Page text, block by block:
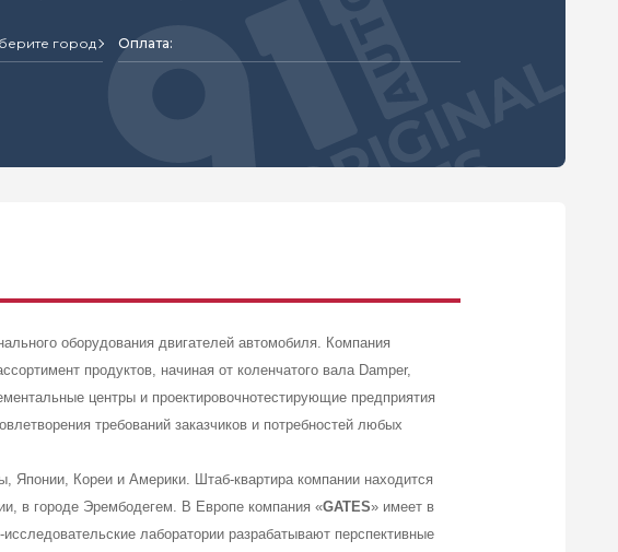
город Оплата:
оборудования двигателей автомобиля. Компания
продуктов, начиная от коленчатого вала Damper,
центры и проектировочнотестирующие предприятия
требований заказчиков и потребностей любых
Японии, Кореи и Америки. Штаб-квартира компании находится
в городе Эрембодегем. В Европе компания «GATES» имеет в
лаборатории разрабатывают перспективные